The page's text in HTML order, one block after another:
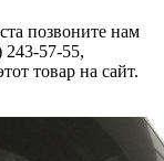
позвоните нам
243-57-55,
товар на сайт.